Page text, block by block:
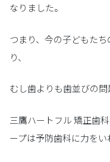
なりました。
つまり、今の子どもた
り、
むし歯よりも歯並びの問
三鷹ハートフル 矯正歯
ープは予防歯科に力をい